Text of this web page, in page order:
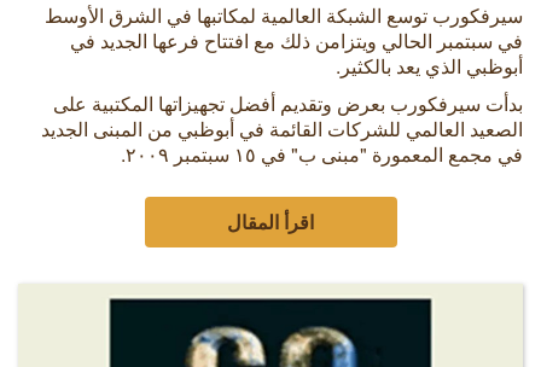
سيرفكورب توسع الشبكة العالمية لمكاتبها في الشرق الأوسط
في سبتمبر الحالي ويتزامن ذلك مع افتتاح فرعها الجديد في
أبوظبي الذي يعد بالكثير.
بدأت سيرفكورب بعرض وتقديم أفضل تجهيزاتها المكتبية على
الصعيد العالمي للشركات القائمة في أبوظبي من المبنى الجديد
في مجمع المعمورة "مبنى ب" في ١٥ سبتمبر ٢٠٠٩.
اقرأ المقال